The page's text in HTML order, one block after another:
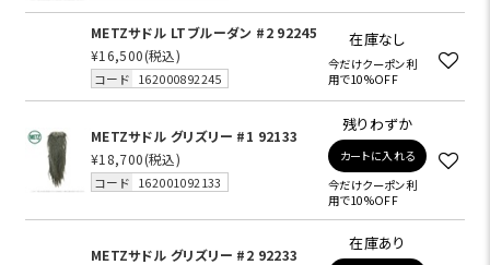
METZサドル LTブルーダン #2 92245
¥16,500(税込)
コード 162000892245
在庫なし
今だけクーポン利
用で10%OFF
METZサドル グリズリー #1 92133
¥18,700(税込)
コード 162001092133
残りわずか
カートに入れる
今だけクーポン利
用で10%OFF
METZサドル グリズリー #2 92233
在庫あり